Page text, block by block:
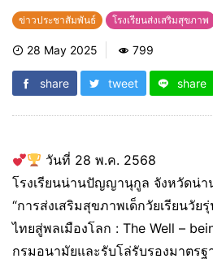
ข่าวประชาสัมพันธ์ โรงเรียนส่งเสริมสุขภาพ
28 May 2025 799
share tweet share
วันที่ 28 พ.ค. 2568
โรงเรียนน่านปัญญานุกูล จังหวัดน่า
“การส่งเสริมสุขภาพเด็กวัยเรียนวั
ไทยสู่พลเมืองโลก : The Well –
กรมอนามัยและรับโล่รับรองมาตรฐ